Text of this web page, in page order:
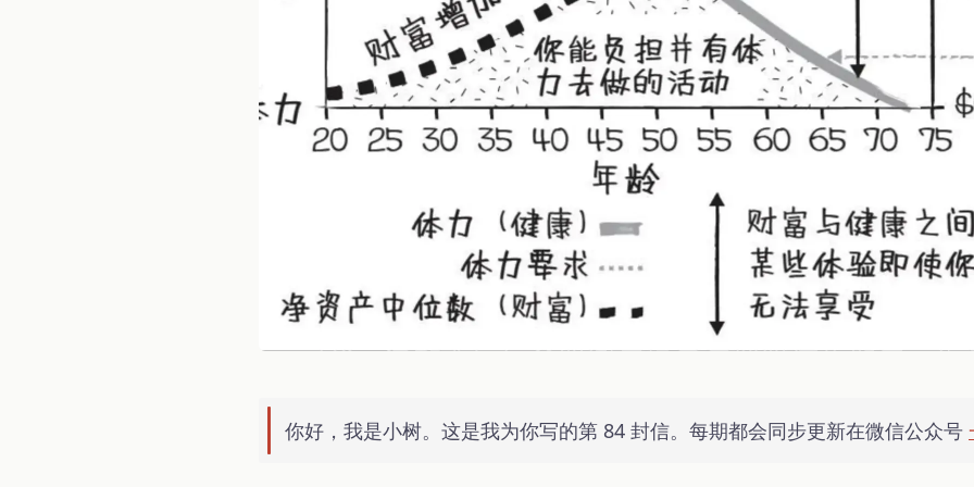
你好，我是小树。这是我为你写的第 84 封信。每期都会同步更新在微信公众号